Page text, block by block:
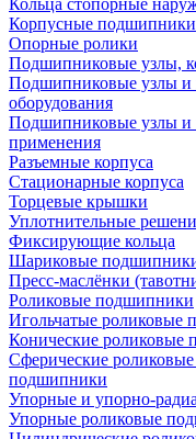
Кольца стопорные
Корпусные подшипники
Опорные ролики
Подшипниковые узлы,
Подшипниковые узлы и
оборудования
Подшипниковые узлы и
применения
Разъемные корпуса
Стационарные корпуса
Торцевые крышки
Уплотнительные
Фиксирующие кольца
Шариковые
Пресс-маслёнки
Роликовые подшипники
Игольчатые роликовые
Конические роликовые
Сферические
подшипники
Упорные и упорно-
Упорные роликовые